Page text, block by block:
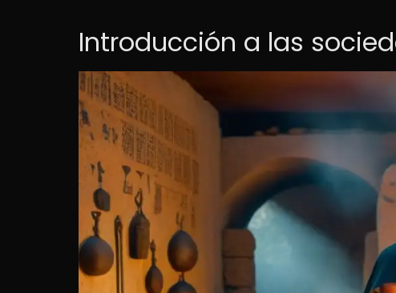
Introducción a las